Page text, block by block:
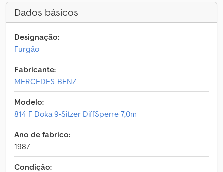
Dados básicos
Designação:
Furgão
Fabricante:
MERCEDES-BENZ
Modelo:
814 F Doka 9-Sitzer DiffSperre 7,0m
Ano de fabrico:
1987
Condição: